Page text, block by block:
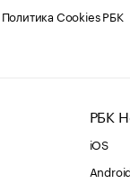
Политика Cookies РБК
РБК
iOS